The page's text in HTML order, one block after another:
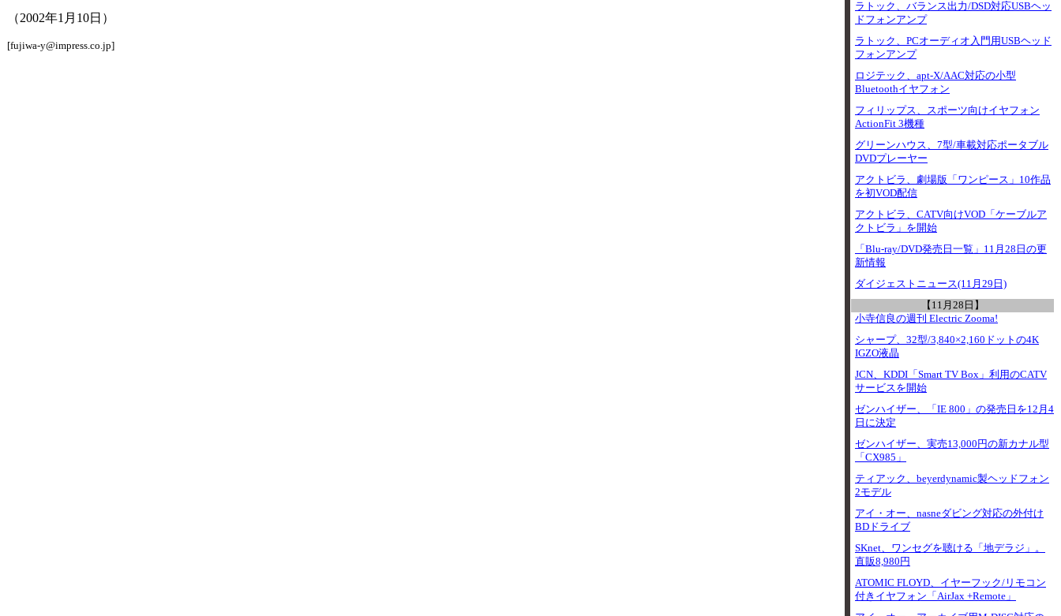
（2002年1月10日）
[fujiwa-y@impress.co.jp]
ラトック、バランス出力/DSD対応USBヘッ
ドフォンアンプ
ラトック、PCオーディオ入門用USBヘッド
フォンアンプ
ロジテック、apt-X/AAC対応の小型
Bluetoothイヤフォン
フィリップス、スポーツ向けイヤフォン
ActionFit 3機種
グリーンハウス、7型/車載対応ポータブル
DVDプレーヤー
アクトビラ、劇場版「ワンピース」10作品
を初VOD配信
アクトビラ、CATV向けVOD「ケーブルア
クトビラ」を開始
「Blu-ray/DVD発売日一覧」11月28日の更
新情報
ダイジェストニュース(11月29日)
【11月28日】
小寺信良の週刊 Electric Zooma!
シャープ、32型/3,840×2,160ドットの4K
IGZO液晶
JCN、KDDI「Smart TV Box」利用のCATV
サービスを開始
ゼンハイザー、「IE 800」の発売日を12月4
日に決定
ゼンハイザー、実売13,000円の新カナル型
「CX985」
ティアック、beyerdynamic製ヘッドフォン
2モデル
アイ・オー、nasneダビング対応の外付け
BDドライブ
SKnet、ワンセグを聴ける「地デラジ」。
直販8,980円
ATOMIC FLOYD、イヤーフック/リモコン
付きイヤフォン「AirJax +Remote」